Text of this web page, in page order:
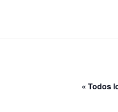
« Todos